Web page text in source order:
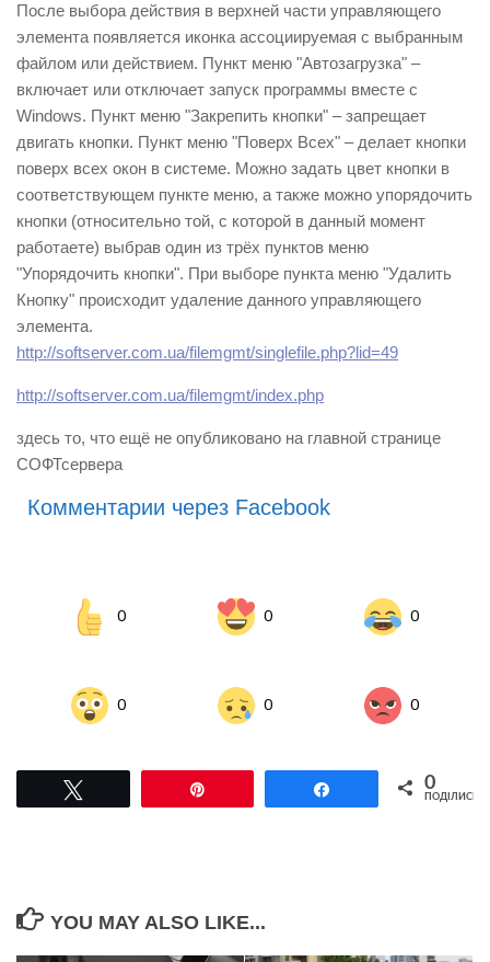
После выбора действия в верхней части управляющего
элемента появляется иконка ассоциируемая с выбранным
файлом или действием. Пункт меню "Автозагрузка" –
включает или отключает запуск программы вместе с
Windows. Пункт меню "Закрепить кнопки" – запрещает
двигать кнопки. Пункт меню "Поверх Всех" – делает кнопки
поверх всех окон в системе. Можно задать цвет кнопки в
соответствующем пункте меню, а также можно упорядочить
кнопки (относительно той, с которой в данный момент
работаете) выбрав один из трёх пунктов меню
"Упорядочить кнопки". При выборе пункта меню "Удалить
Кнопку" происходит удаление данного управляющего
элемента.
http://softserver.com.ua/filemgmt/singlefile.php?lid=49
http://softserver.com.ua/filemgmt/index.php
здесь то, что ещё не опубликовано на главной странице
СОФТсервера
Комментарии через Facebook
0 0 0
0 0 0
Поділитися0
ПОДІЛИСЬ
YOU MAY ALSO LIKE...